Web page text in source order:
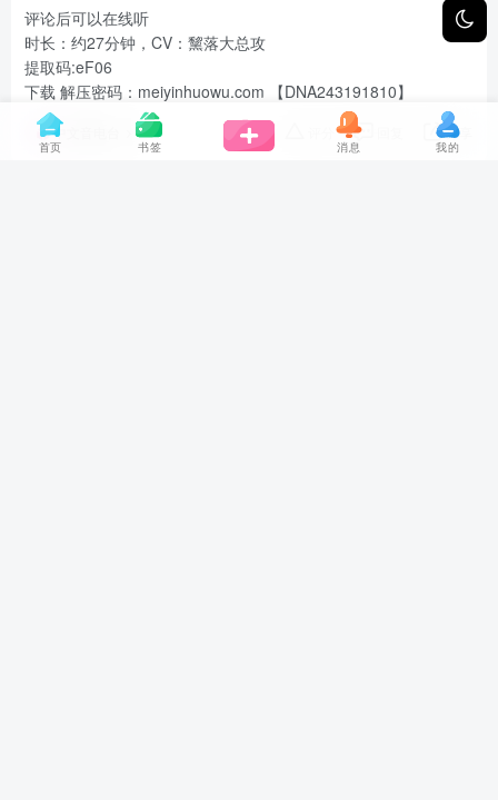
评论后可以在线听
时长：约27分钟，CV：黧落大总攻
提取码:eF06
下载 解压密码：meiyinhuowu.com 【DNA243191810】
中文音电台 分享
首页 书签 消息 我的